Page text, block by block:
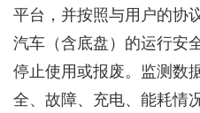
平台，并按照与用户的协
汽车（含底盘）的运行安
停止使用或报废。监测数
全、故障、充电、能耗情